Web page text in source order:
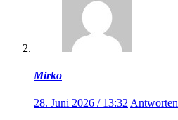
Mirko
28. Juni 2026 / 13:32 Antworten